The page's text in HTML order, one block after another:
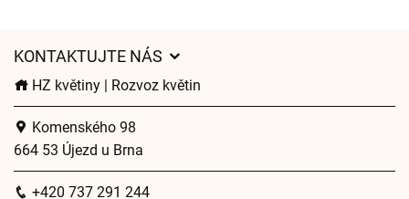
KONTAKTUJTE NÁS
HZ květiny | Rozvoz květin
Komenského 98
664 53 Újezd u Brna
+420 737 291 244